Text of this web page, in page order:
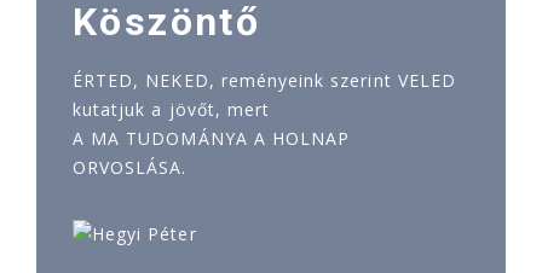
Köszöntő
ÉRTED, NEKED, reményeink szerint VELED
kutatjuk a jövőt, mert
A MA TUDOMÁNYA A HOLNAP
ORVOSLÁSA.